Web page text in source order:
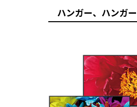
ハンガー、ハンガ